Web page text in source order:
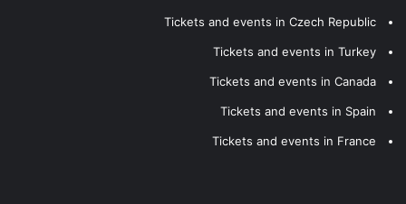
Tickets and events in Czech Republic
Tickets and events in Turkey
Tickets and events in Canada
Tickets and events in Spain
Tickets and events in France